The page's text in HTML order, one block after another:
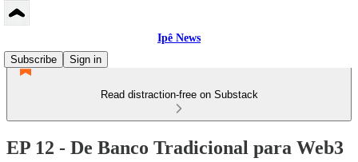
Ipê News
Subscribe
Sign in
Read distraction-free on Substack
EP 12 - De Banco Tradicional para Web3